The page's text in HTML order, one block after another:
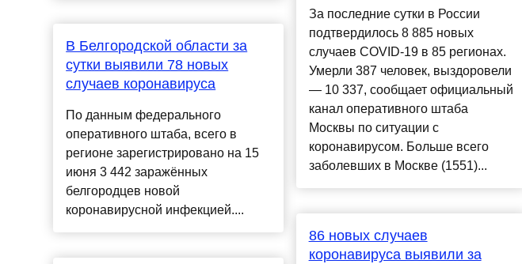
В Белгородской области за
сутки выявили 78 новых
случаев коронавируса
По данным федерального
оперативного штаба, всего в
регионе зарегистрировано на 15
июня 3 442 заражённых
белгородцев новой
коронавирусной инфекцией....
За последние сутки в России
подтвердилось 8 885 новых
случаев COVID-19 в 85 регионах.
Умерли 387 человек, выздоровели
— 10 337, сообщает официальный
канал оперативного штаба
Москвы по ситуации с
коронавирусом. Больше всего
заболевших в Москве (1551)...
86 новых случаев
коронавируса выявили за